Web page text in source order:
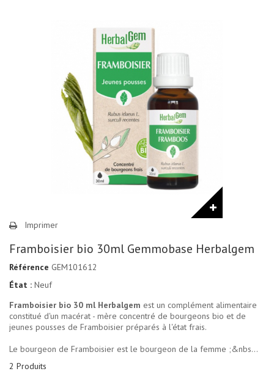
Imprimer
Framboisier bio 30ml Gemmobase Herbalgem
Référence GEM101612
État : Neuf
Framboisier bio 30 ml Herbalgem est un complément alimentaire
constitué d'un macérat - mère concentré de bourgeons bio et de
jeunes pousses de Framboisier préparés à l'état frais.
Le bourgeon de Framboisier est le bourgeon de la femme ;&nbs...
2 Produits